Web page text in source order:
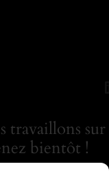
travaillons sur
bientôt !